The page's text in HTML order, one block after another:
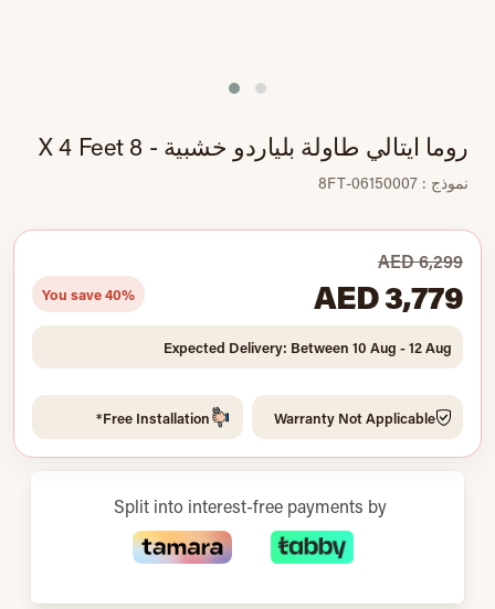
روما ايتالي طاولة بلياردو خشبية - 8 X 4 Feet
نموذج : 06150007-8FT
AED 6,299
AED 3,779
You save 40%
Expected Delivery: Between 10 Aug - 12 Aug
Warranty Not Applicable
Free Installation*
Split into interest-free payments by